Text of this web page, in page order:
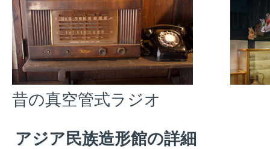
昔の真空管式ラジオ
アジア民族造形館の詳細